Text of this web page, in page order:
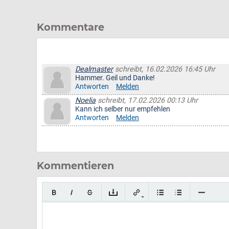
Kommentare
Dealmasterschreibt, 16.02.2026 16:45 Uhr
Hammer. Geil und Danke!
Antworten
Melden
Noeliaschreibt, 17.02.2026 00:13 Uhr
Kann ich selber nur empfehlen
Antworten
Melden
Kommentieren